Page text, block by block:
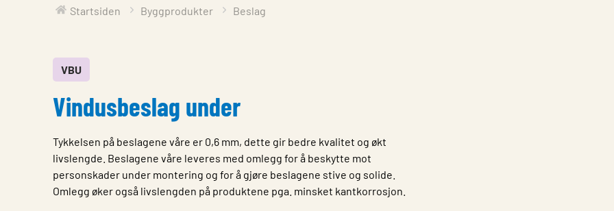
Startsiden Byggprodukter Beslag
VBU
Vindusbeslag under
Tykkelsen på beslagene våre er 0,6 mm, dette gir bedre kvalitet og økt
livslengde. Beslagene våre leveres med omlegg for å beskytte mot
personskader under montering og for å gjøre beslagene stive og solide.
Omlegg øker også livslengden på produktene pga. minsket kantkorrosjon.